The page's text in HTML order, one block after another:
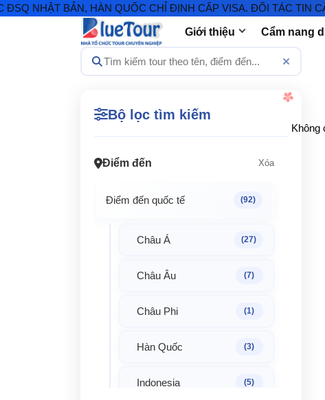
NHẬT BẢN, HÀN QUỐC CHỈ ĐỊNH CẤP VISA. ĐỐI TÁC TIN
Giới thiệu Cẩm nang
Bộ lọc tìm kiếm
Điểm đến Xóa
Điểm đến quốc tế (92)
Châu Á (27)
Châu Âu (7)
Châu Phi (1)
Hàn Quốc (3)
Indonesia (5)
Không